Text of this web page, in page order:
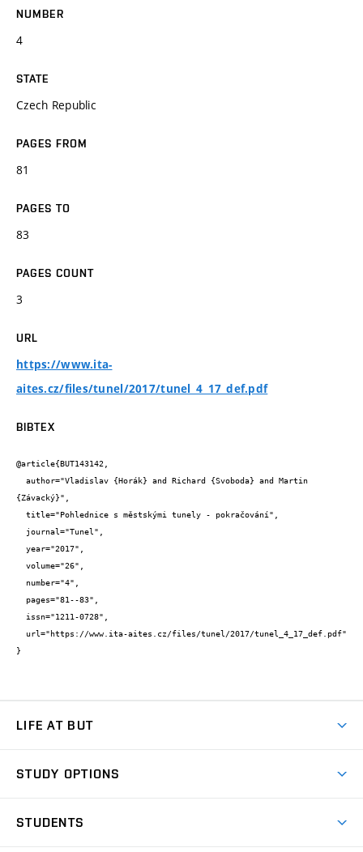
NUMBER
4
STATE
Czech Republic
PAGES FROM
81
PAGES TO
83
PAGES COUNT
3
URL
https://www.ita-
aites.cz/files/tunel/2017/tunel_4_17_def.pdf
BIBTEX
@article{BUT143142,
{Závacký}",
}
LIFE AT BUT
Dormitories
STUDY OPTIONS
STUDENTS